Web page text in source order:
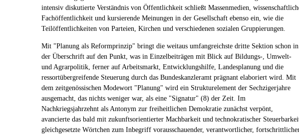
intensiv diskutierte Verständnis von Öffentlichkeit schließt Massenmedien,
Fachöffentlichkeit und kursierende Meinungen in der Gesellschaft ebenso ein, wie die
Teilöffentlichkeiten von Parteien, Kirchen und verschiedenen sozialen Gruppierungen.
Mit "Planung als Reformprinzip" bringt die weitaus umfangreichste dritte Sektion schon in
der Überschrift auf den Punkt, was in Einzelbeiträgen mit Blick auf Bildungs-, Umwelt-
und Agrarpolitik, ferner auf Arbeitsmarkt, Entwicklungshilfe, Landesplanung und die
ressortübergreifende Steuerung durch das Bundeskanzleramt prägnant elaboriert wird. Mit
dem zeitgenössischen Modewort "Planung" wird ein Strukturelement der Sechzigerjahre
ausgemacht, das nichts weniger war, als eine "Signatur" (8) der Zeit. Im
Nachkriegsjahrzehnt als Antonym zur freiheitlichen Demokratie zunächst verpönt,
avancierte das bald mit zukunftsorientierter Machbarkeit und technokratischer
gleichgesetzte Wörtchen zum Inbegriff vorausschauender, verantwortlicher,